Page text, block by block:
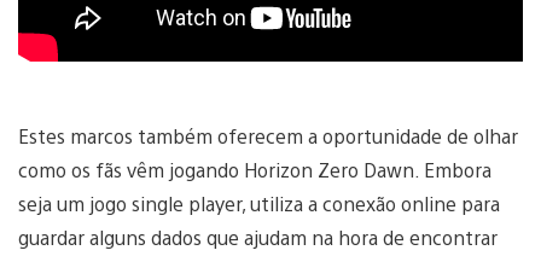
Estes marcos também oferecem a oportunidade de olhar
como os fãs vêm jogando Horizon Zero Dawn. Embora
seja um jogo single player, utiliza a conexão online para
guardar alguns dados que ajudam na hora de encontrar